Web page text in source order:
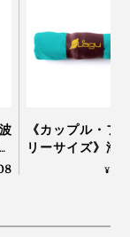
気分に浸れる
、ふわ〜っと脱
《カップル・フ
リーサイズ》海
人にも“優しい” -
¥